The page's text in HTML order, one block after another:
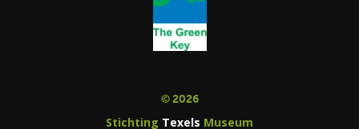
© 2026
Stichting Texels Museum